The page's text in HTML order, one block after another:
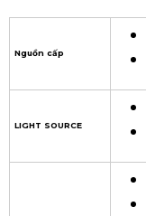
Nguồn cấp
LIGHT SOURCE